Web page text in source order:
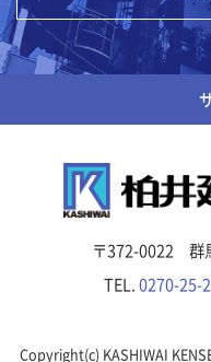
〒372-0022 群
TEL.0270-25-
Copyright(c) KASHIWAI